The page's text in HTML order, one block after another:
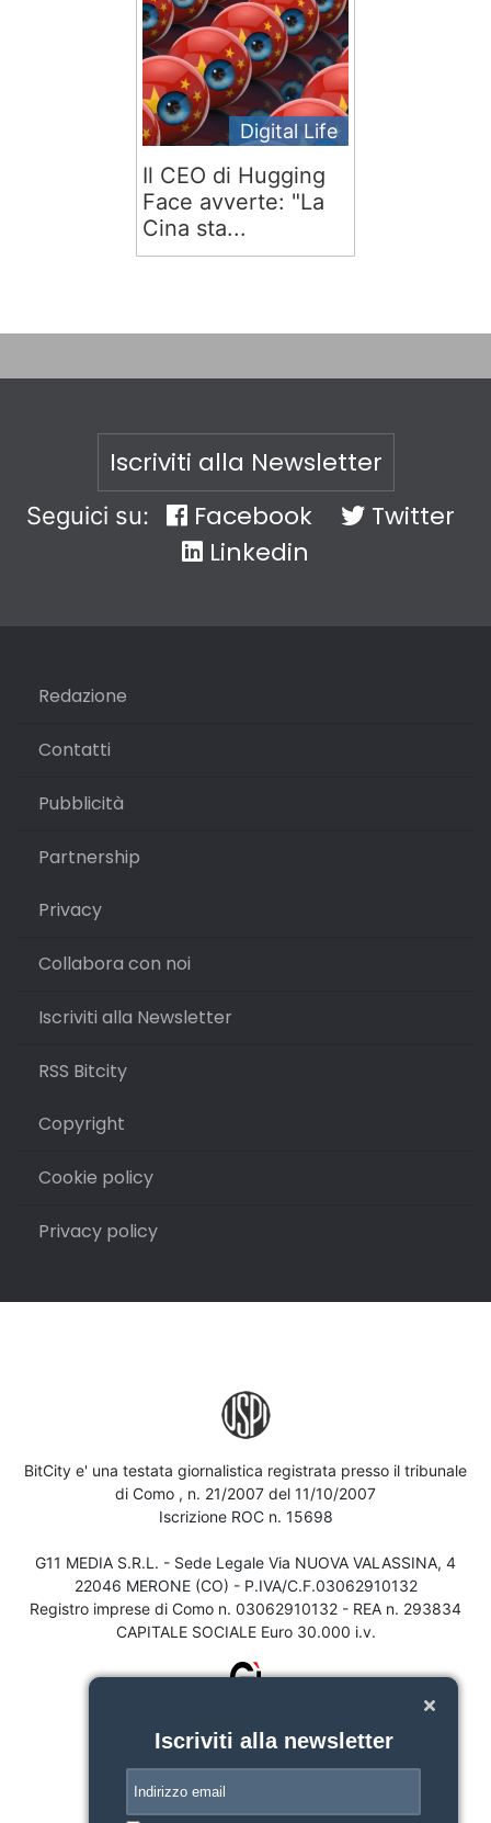
Digital Life
Il CEO di Hugging
Face avverte: "La
Cina sta...
Iscriviti alla Newsletter
Seguici su: Facebook
Twitter
Linkedin
Redazione
Contatti
Pubblicità
Partnership
Privacy
Collabora con noi
Iscriviti alla Newsletter
RSS Bitcity
Copyright
Cookie policy
Privacy policy
BitCity e' una testata giornalistica registrata presso il tribunale
di Como , n. 21/2007 del 11/10/2007
Iscrizione ROC n. 15698
G11 MEDIA S.R.L. - Sede Legale Via NUOVA VALASSINA, 4
22046 MERONE (CO) - P.IVA/C.F.03062910132
Registro imprese di Como n. 03062910132 - REA n. 293834
CAPITALE SOCIALE Euro 30.000 i.v.
Iscriviti alla newsletter